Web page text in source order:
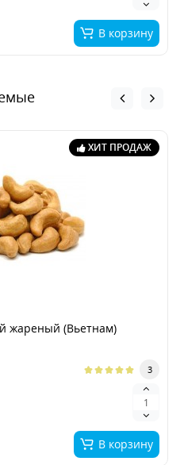
В корзину
ХИТ ПРОДАЖ
(Вьетнам)
3
В корзину